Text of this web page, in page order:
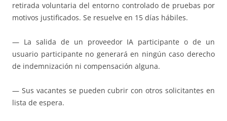
retirada voluntaria del entorno controlado de pruebas por
motivos justificados. Se resuelve en 15 días hábiles.
— La salida de un proveedor IA participante o de un
usuario participante no generará en ningún caso derecho
de indemnización ni compensación alguna.
— Sus vacantes se pueden cubrir con otros solicitantes en
lista de espera.